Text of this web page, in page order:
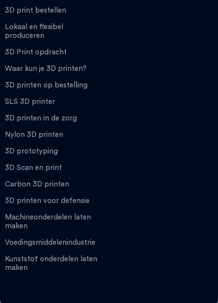
3D print bestellen
Lokaal en flexibel
produceren
3D Print opdracht
Waar kun je 3D printen?
3D printen op bestelling
SLS 3D printer
3D printen in de zorg
Nylon 3D printen
3D prototyping
3D Scan en print
Carbon 3D printen
3D printen voor defensie
Machineonderdelen laten
maken
Voedingsmiddelenindustrie
Kunststof onderdelen laten
maken